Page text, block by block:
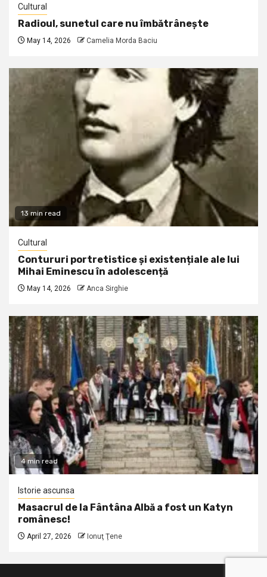
Cultural
Radioul, sunetul care nu îmbătrânește
May 14, 2026 Camelia Morda Baciu
13 min read
Cultural
Contururi portretistice și existențiale ale lui
Mihai Eminescu în adolescență
May 14, 2026 Anca Sirghie
4 min read
Istorie ascunsa
Masacrul de la Fântâna Albă a fost un Katyn
românesc!
April 27, 2026 Ionuţ Ţene